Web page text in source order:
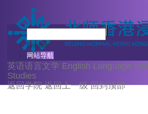
英语语言文学 English Language
Studies
返回学院 返回上一级 回到顶部
English
网站导航